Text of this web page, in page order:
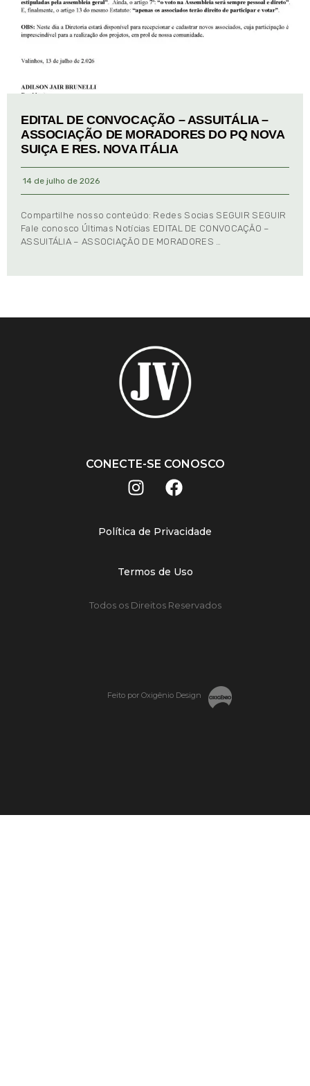
EDITAL DE CONVOCAÇÃO – ASSUITÁLIA –
ASSOCIAÇÃO DE MORADORES DO PQ NOVA
SUIÇA E RES. NOVA ITÁLIA
14 de julho de 2026
Compartilhe nosso conteúdo: Redes Socias SEGUIR SEGUIR
Fale conosco Últimas Notícias EDITAL DE CONVOCAÇÃO –
ASSUITÁLIA – ASSOCIAÇÃO DE MORADORES …
CONECTE-SE CONOSCO
Política de Privacidade
Termos de Uso
Todos os Direitos Reservados
Feito por Oxigênio Design